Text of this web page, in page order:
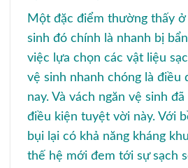
Một đặc điểm thường thấy ở
sinh đó chính là nhanh bị
việc lựa chọn các vật liệu
vệ sinh nhanh chóng là điều
nay. Và vách ngăn vệ sinh
điều kiện tuyệt vời này. Với
bụi lại có khả năng kháng
thế hệ mới đem tới sự sạch